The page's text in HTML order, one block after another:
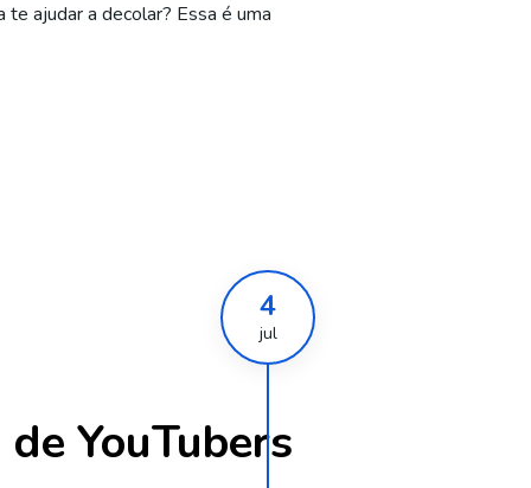
ajudar a decolar? Essa é uma
4
jul
YouTubers